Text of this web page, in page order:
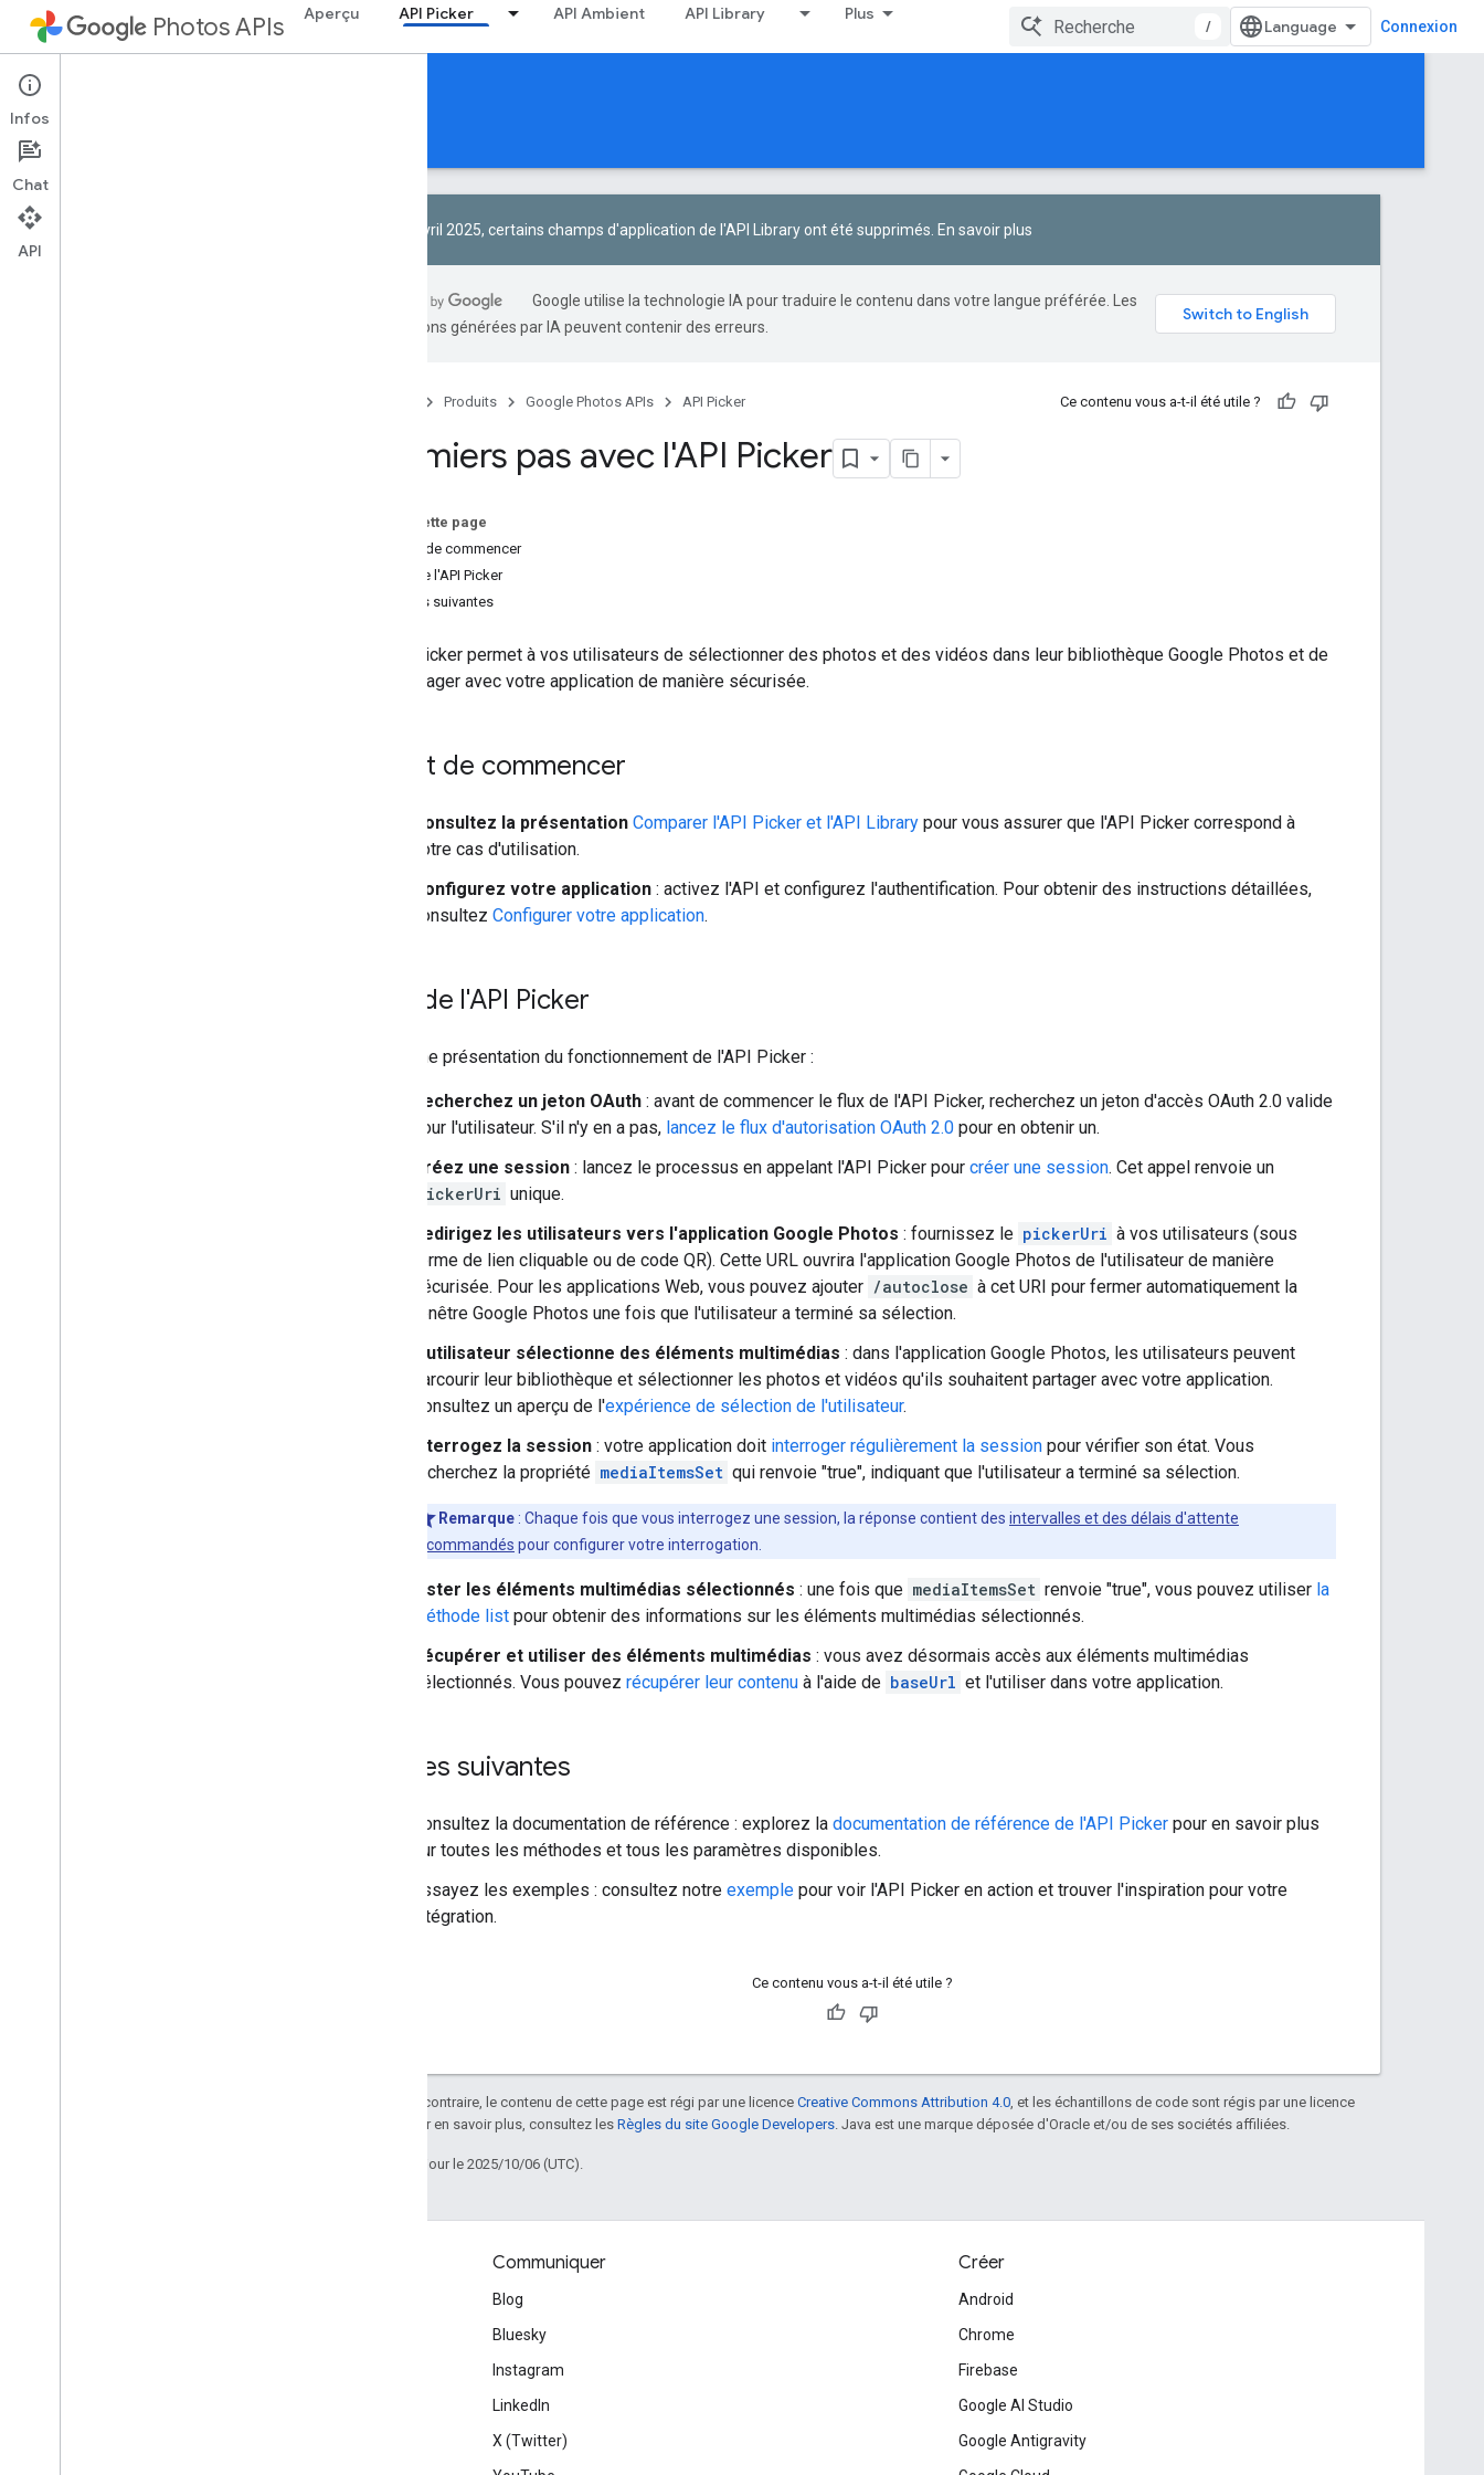
Photos APIs Aperçu API Picker API Ambient API Library Plus
/ Connexion
API Picker
Guides
Le 1er avril 2025, certains champs d'application de l'API Library ont été supprimés. En savoir plus
Google utilise la technologie IA pour traduire le contenu dans votre langue préférée. Les
traductions générées par IA peuvent contenir des erreurs.
Produits Google Photos APIs API Picker Ce contenu vous a-t-il été utile ?
Premiers pas avec l'API Picker
Sur cette page
Avant de commencer
Flux de l'API Picker
Étapes suivantes
L'API Picker permet à vos utilisateurs de sélectionner des photos et des vidéos dans leur bibliothèque Google Photos et de
les partager avec votre application de manière sécurisée.
Avant de commencer
Consultez la présentation Comparer l'API Picker et l'API Library pour vous assurer que l'API Picker correspond à
votre cas d'utilisation.
Configurez votre application : activez l'API et configurez l'authentification. Pour obtenir des instructions détaillées,
consultez Configurer votre application.
Flux de l'API Picker
Voici une présentation du fonctionnement de l'API Picker :
Recherchez un jeton OAuth : avant de commencer le flux de l'API Picker, recherchez un jeton d'accès OAuth 2.0 valide
pour l'utilisateur. S'il n'y en a pas, lancez le flux d'autorisation OAuth 2.0 pour en obtenir un.
Créez une session : lancez le processus en appelant l'API Picker pour créer une session. Cet appel renvoie un
pickerUri unique.
Redirigez les utilisateurs vers l'application Google Photos : fournissez le pickerUri à vos utilisateurs (sous
forme de lien cliquable ou de code QR). Cette URL ouvrira l'application Google Photos de l'utilisateur de manière
sécurisée. Pour les applications Web, vous pouvez ajouter /autoclose à cet URI pour fermer automatiquement la
fenêtre Google Photos une fois que l'utilisateur a terminé sa sélection.
L'utilisateur sélectionne des éléments multimédias : dans l'application Google Photos, les utilisateurs peuvent
parcourir leur bibliothèque et sélectionner les photos et vidéos qu'ils souhaitent partager avec votre application.
Consultez un aperçu de l'expérience de sélection de l'utilisateur.
Interrogez la session : votre application doit interroger régulièrement la session pour vérifier son état. Vous
recherchez la propriété mediaItemsSet qui renvoie "true", indiquant que l'utilisateur a terminé sa sélection.
Remarque : Chaque fois que vous interrogez une session, la réponse contient des intervalles et des délais d'attente
recommandés pour configurer votre interrogation.
Lister les éléments multimédias sélectionnés : une fois que mediaItemsSet renvoie "true", vous pouvez utiliser la
méthode list pour obtenir des informations sur les éléments multimédias sélectionnés.
Récupérer et utiliser des éléments multimédias : vous avez désormais accès aux éléments multimédias
sélectionnés. Vous pouvez récupérer leur contenu à l'aide de baseUrl et l'utiliser dans votre application.
Étapes suivantes
Consultez la documentation de référence : explorez la documentation de référence de l'API Picker pour en savoir plus
sur toutes les méthodes et tous les paramètres disponibles.
Essayez les exemples : consultez notre exemple pour voir l'API Picker en action et trouver l'inspiration pour votre
intégration.
Ce contenu vous a-t-il été utile ?
Sauf indication contraire, le contenu de cette page est régi par une licence Creative Commons Attribution 4.0 , et les échantillons de code sont régis par une licence
. Pour en savoir plus, consultez les Règles du site Google Developers . Java est une marque déposée d'Oracle et/ou de ses sociétés affiliées.
Dernière mise à jour le 2025/10/06 (UTC).
Communiquer
Blog
Bluesky
Instagram
LinkedIn
X (Twitter)
Créer
Android
Chrome
Firebase
Google AI Studio
Google Antigravity
Infos
Chat
API